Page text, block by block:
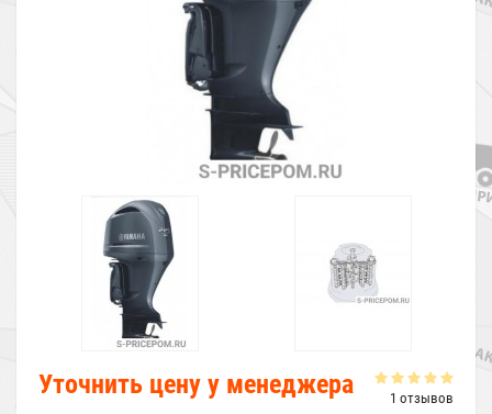
1 отзывов
Уточнить цену у менеджера